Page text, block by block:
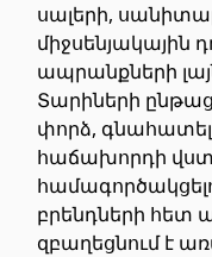
Ալյումինե
Առաստաղներ
Կախովի
Պլաստմասե
Լուսարձակներ
սալերի,
միջսենյակային
ապրանքների
Տարիների
փորձ,
հաճախորդի
բրենդների հետ
զբաղեցնում է